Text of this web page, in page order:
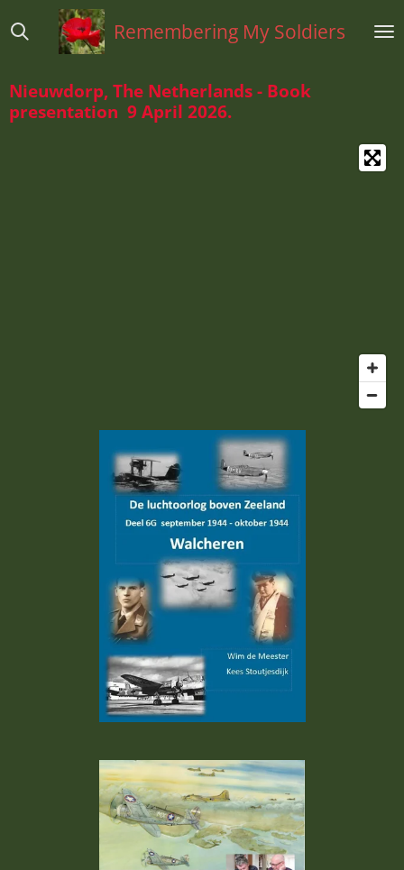
direct
hoofdinhoud
Remembering My Soldiers
Nieuwdorp, The Netherlands - Book
presentation 9 April 2026.